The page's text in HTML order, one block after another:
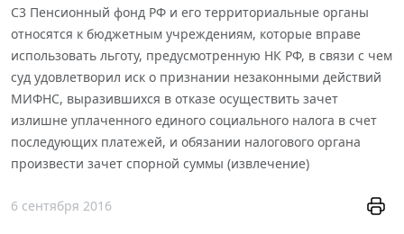
С3 Пенсионный фонд РФ и его территориальные органы
относятся к бюджетным учреждениям, которые вправе
использовать льготу, предусмотренную НК РФ, в связи с чем
суд удовлетворил иск о признании незаконными действий
МИФНС, выразившихся в отказе осуществить зачет
излишне уплаченного единого социального налога в счет
последующих платежей, и обязании налогового органа
произвести зачет спорной суммы (извлечение)
6 сентября 2016